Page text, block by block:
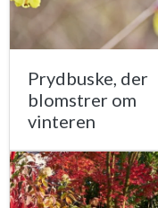
Prydbuske, der
blomstrer om
vinteren